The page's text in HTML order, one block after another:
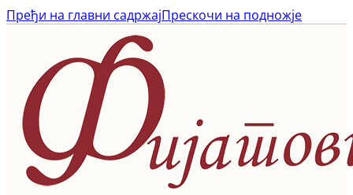
Пређи на главни садржајПрескочи на подножје